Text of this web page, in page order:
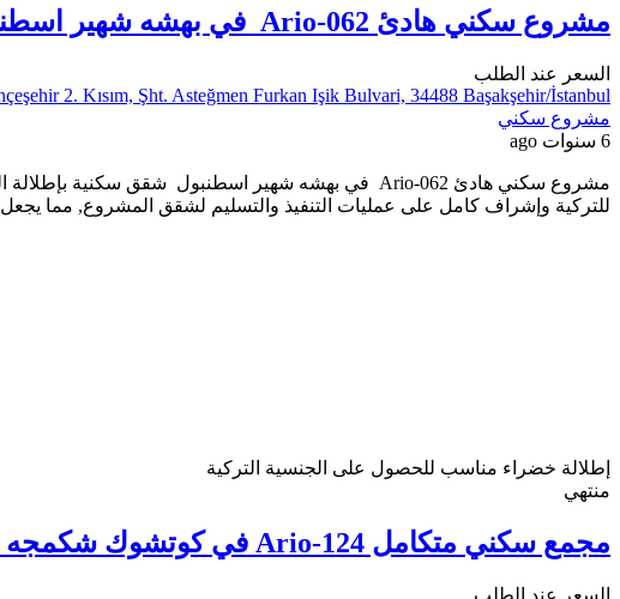
مشروع سكني هادئ Ario-062 في بهشه شهير اسطنبول
السعر عند الطلب
2. Kısım, Şht. Asteğmen Furkan Işik Bulvari, 34488 Başakşehir/İstanbul
مشروع سكني
6 سنوات ago
للتركية وإشراف كامل على عمليات التنفيذ والتسليم لشقق المشروع, مما
إطلالة خضراء مناسب للحصول على الجنسية التركية
منتهي
مجمع سكني متكامل Ario-124 في كوتشوك شكمجه اسطنبول
السعر عند الطلب